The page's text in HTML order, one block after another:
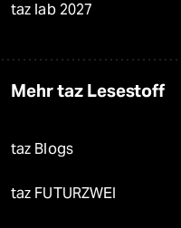
taz lab 2027
Mehr taz Lesestoff
taz Blogs
taz FUTURZWEI